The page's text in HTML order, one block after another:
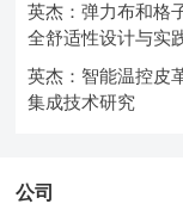
英杰：弹力布和格
全舒适性设计与实
英杰：智能温控皮
集成技术研究
公司